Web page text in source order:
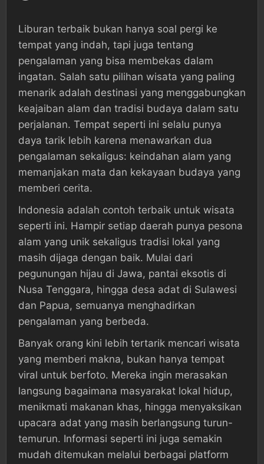
Liburan terbaik bukan hanya soal pergi ke
tempat yang indah, tapi juga tentang
pengalaman yang bisa membekas dalam
ingatan. Salah satu pilihan wisata yang paling
menarik adalah destinasi yang menggabungkan
keajaiban alam dan tradisi budaya dalam satu
perjalanan. Tempat seperti ini selalu punya
daya tarik lebih karena menawarkan dua
pengalaman sekaligus: keindahan alam yang
memanjakan mata dan kekayaan budaya yang
memberi cerita.
Indonesia adalah contoh terbaik untuk wisata
seperti ini. Hampir setiap daerah punya pesona
alam yang unik sekaligus tradisi lokal yang
masih dijaga dengan baik. Mulai dari
pegunungan hijau di Jawa, pantai eksotis di
Nusa Tenggara, hingga desa adat di Sulawesi
dan Papua, semuanya menghadirkan
pengalaman yang berbeda.
Banyak orang kini lebih tertarik mencari wisata
yang memberi makna, bukan hanya tempat
viral untuk berfoto. Mereka ingin merasakan
langsung bagaimana masyarakat lokal hidup,
menikmati makanan khas, hingga menyaksikan
upacara adat yang masih berlangsung turun-
temurun. Informasi seperti ini juga semakin
mudah ditemukan melalui berbagai platform